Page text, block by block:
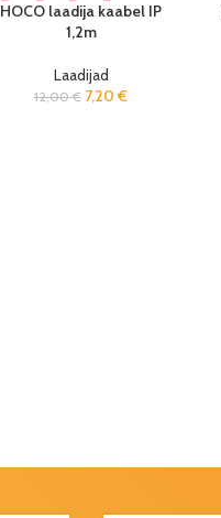
HOCO laadija kaabel IP
1,2m
Laadijad
12,00€ 7,20 €